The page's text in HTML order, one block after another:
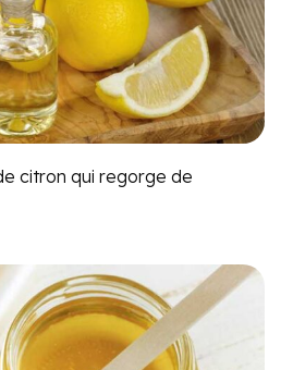
citron qui regorge de